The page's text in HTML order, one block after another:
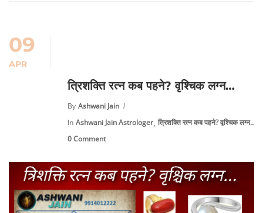
09
APR
त्रिशक्ति रत्न कब पहने? वृश्चिक लग्न…
By Ashwani Jain
In Ashwani Jain Astrologer, त्रिशक्ति रत्न कब पहने? वृश्चिक लग्न...
0 Comment